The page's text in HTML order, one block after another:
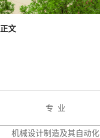
正文
专 业
机械设计制造及其自动化